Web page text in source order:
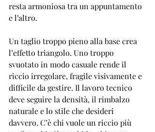
resta armoniosa tra un appuntamento
e l’altro.
Un taglio troppo pieno alla base crea
l’effetto triangolo. Uno troppo
svuotato in modo casuale rende il
riccio irregolare, fragile visivamente e
difficile da gestire. Il lavoro tecnico
deve seguire la densità, il rimbalzo
naturale e lo stile che desideri
davvero. C’è chi vuole un riccio più